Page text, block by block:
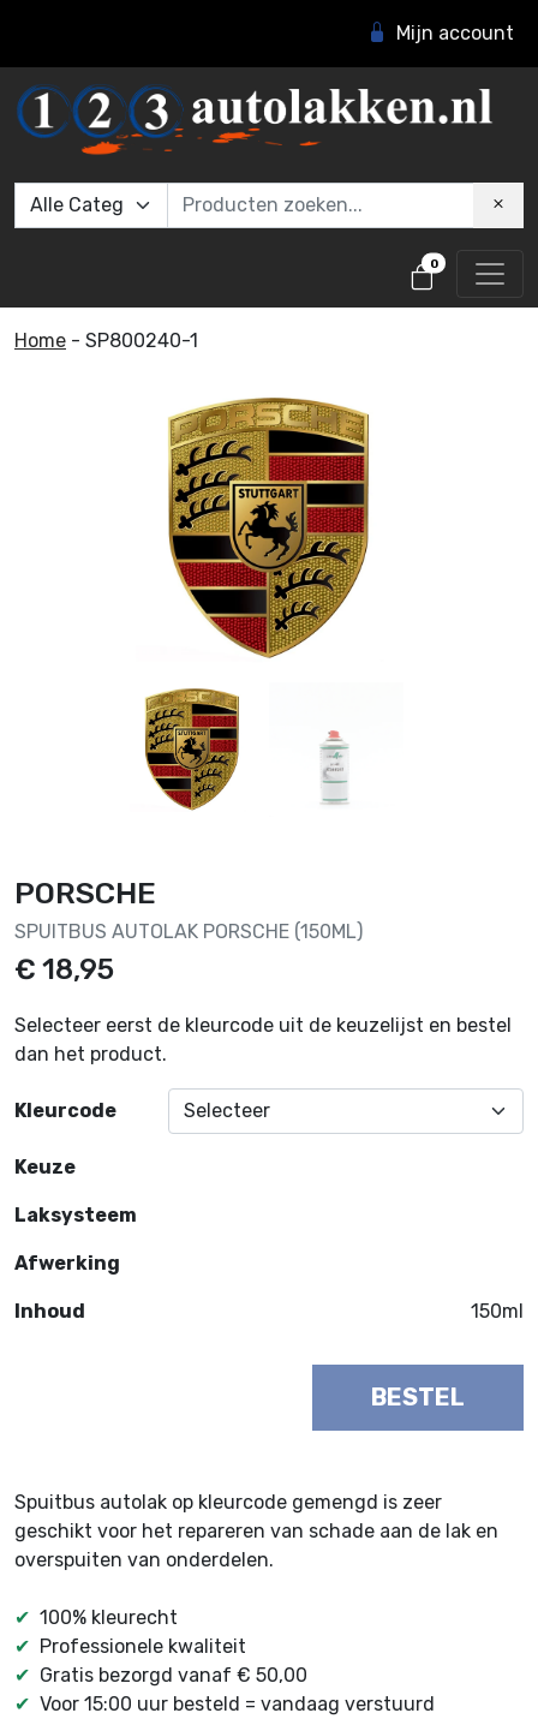
Mijn account
0
Home - SP800240-1
PORSCHE
SPUITBUS AUTOLAK PORSCHE (150ML)
€ 18,95
Selecteer eerst de kleurcode uit de keuzelijst en bestel
dan het product.
Kleurcode
Keuze
Laksysteem
Afwerking
Inhoud 150ml
BESTEL
Spuitbus autolak op kleurcode gemengd is zeer
geschikt voor het repareren van schade aan de lak en
overspuiten van onderdelen.
✔ 100% kleurecht
✔ Professionele kwaliteit
✔ Gratis bezorgd vanaf € 50,00
✔ Voor 15:00 uur besteld = vandaag verstuurd